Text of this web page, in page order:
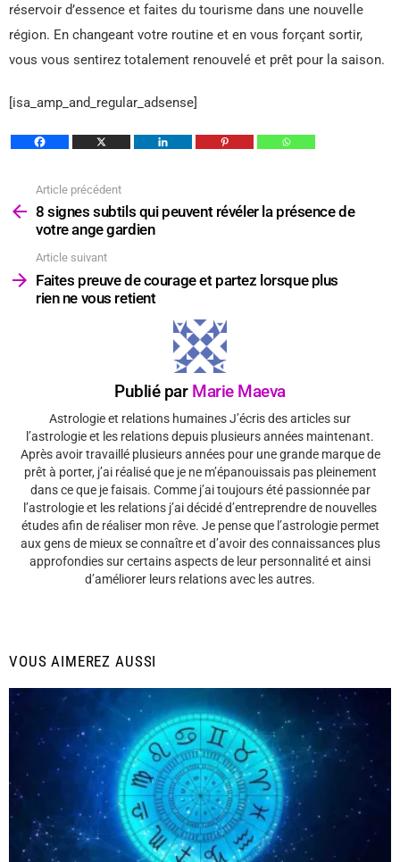
réservoir d’essence et faites du tourisme dans une nouvelle
région. En changeant votre routine et en vous forçant sortir,
vous vous sentirez totalement renouvelé et prêt pour la saison.
[isa_amp_and_regular_adsense]
plus
Article précédent
8 signes subtils qui peuvent révéler la présence de
votre ange gardien
Article suivant
Faites preuve de courage et partez lorsque plus
rien ne vous retient
Publié par Marie Maeva
Astrologie et relations humaines J’écris des articles sur
l’astrologie et les relations depuis plusieurs années maintenant.
Après avoir travaillé plusieurs années pour une grande marque de
prêt à porter, j’ai réalisé que je ne m’épanouissais pas pleinement
dans ce que je faisais. Comme j’ai toujours été passionnée par
l’astrologie et les relations j’ai décidé d’entreprendre de nouvelles
études afin de réaliser mon rêve. Je pense que l’astrologie permet
aux gens de mieux se connaître et d’avoir des connaissances plus
approfondies sur certains aspects de leur personnalité et ainsi
d’améliorer leurs relations avec les autres.
VOUS AIMEREZ AUSSI